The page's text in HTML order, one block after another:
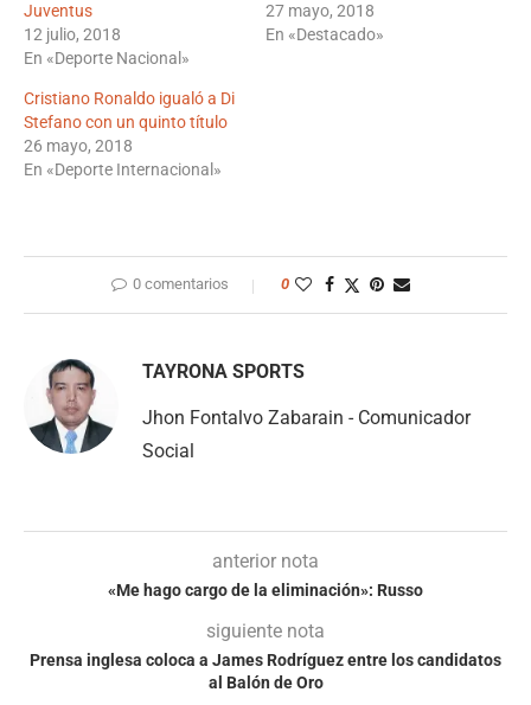
Juventus
12 julio, 2018
En «Deporte Nacional»
27 mayo, 2018
En «Destacado»
Cristiano Ronaldo igualó a Di
Stefano con un quinto título
26 mayo, 2018
En «Deporte Internacional»
0 comentarios 0
TAYRONA SPORTS
Jhon Fontalvo Zabarain - Comunicador
Social
anterior nota
«Me hago cargo de la eliminación»: Russo
siguiente nota
Prensa inglesa coloca a James Rodríguez entre los candidatos
al Balón de Oro